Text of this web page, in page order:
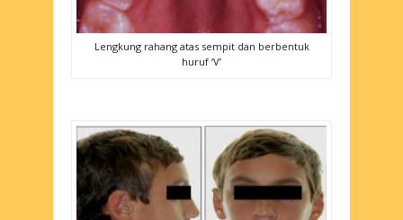
Lengkung rahang atas sempit dan berbentuk
huruf ‘V’